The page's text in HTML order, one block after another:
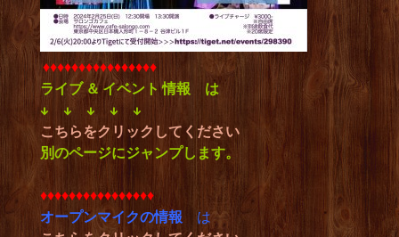
♦︎♦︎♦︎♦︎♦︎♦︎♦︎♦︎♦︎♦︎♦︎♦︎♦︎♦︎♦︎♦︎
ライブ ＆ イベント 情報 は
↓ ↓ ↓ ↓ ↓
こちらをクリックしてください
別のページにジャンプします。
♦︎♦︎♦︎♦︎♦︎♦︎♦︎♦︎♦︎♦︎♦︎♦︎♦︎♦︎♦︎♦︎
オープンマイクの情報 は